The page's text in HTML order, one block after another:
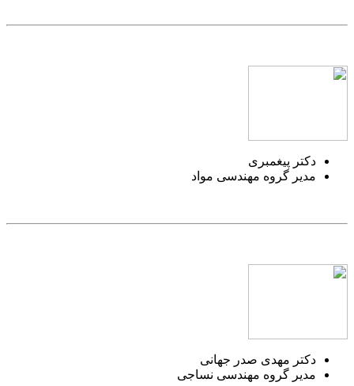
دکتر پیغمبری
مدیر گروه مهندسی مواد
دکتر مهدی صدر جهانی
مدیر گروه مهندسی نساجی